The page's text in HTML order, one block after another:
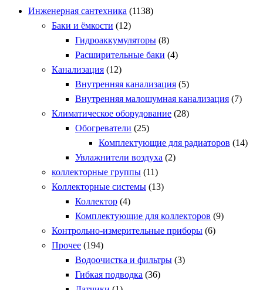
Инженерная сантехника (1138)
Баки и ёмкости (12)
Гидроаккумуляторы (8)
Расширительные баки (4)
Канализация (12)
Внутренняя канализация (5)
Внутренняя малошумная канализация (7)
Климатическое оборудование (28)
Обогреватели (25)
Комплектующие для радиаторов (14)
Увлажнители воздуха (2)
коллекторные группы (11)
Коллекторные системы (13)
Коллектор (4)
Комплектующие для коллекторов (9)
Контрольно-измерительные приборы (6)
Прочее (194)
Водоочистка и фильтры (3)
Гибкая подводка (36)